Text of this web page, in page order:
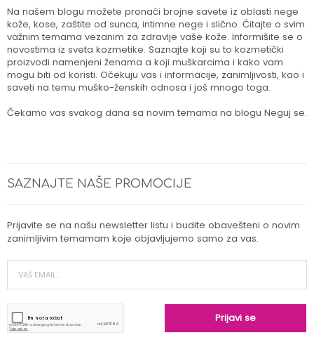
Na našem blogu možete pronaći brojne savete iz oblasti nege
kože, kose, zaštite od sunca, intimne nege i slično. Čitajte o svim
važnim temama vezanim za zdravlje vaše kože. Informišite se o
novostima iz sveta kozmetike. Saznajte koji su to kozmetički
proizvodi namenjeni ženama a koji muškarcima i kako vam
mogu biti od koristi. Očekuju vas i informacije, zanimljivosti, kao i
saveti na temu muško-ženskih odnosa i još mnogo toga.
Čekamo vas svakog dana sa novim temama na blogu Neguj se.
SAZNAJTE NAŠE PROMOCIJE
Prijavite se na našu newsletter listu i budite obavešteni o novim
zanimljivim temamam koje objavljujemo samo za vas.